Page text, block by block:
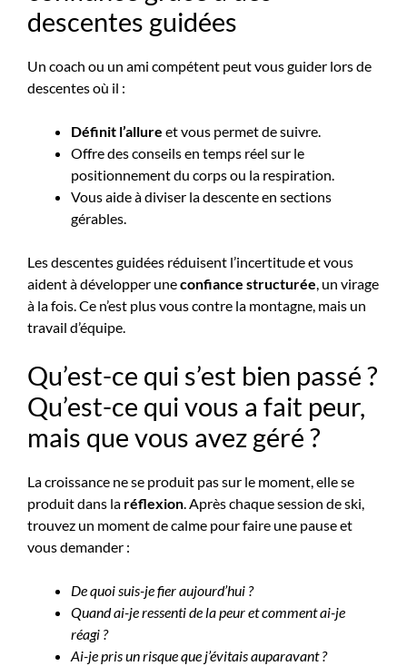
descentes guidées
Un coach ou un ami compétent peut vous guider lors de
descentes où il :
Définit l’allure et vous permet de suivre.
Offre des conseils en temps réel sur le
positionnement du corps ou la respiration.
Vous aide à diviser la descente en sections
gérables.
Les descentes guidées réduisent l’incertitude et vous
aident à développer uneconfiance structurée, un virage
à la fois. Ce n’est plus vous contre la montagne, mais un
travail d’équipe.
Qu’est-ce qui s’est bien passé ?
Qu’est-ce qui vous a fait peur,
mais que vous avez géré ?
La croissance ne se produit pas sur le moment, elle se
produit dans la réflexion. Après chaque session de ski,
trouvez un moment de calme pour faire une pause et
vous demander :
De quoi suis-je fier aujourd’hui ?
Quand ai-je ressenti de la peur et comment ai-je
réagi ?
Ai-je pris un risque que j’évitais auparavant ?